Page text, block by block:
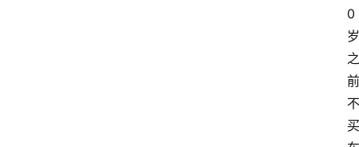
0
岁
之
前
不
买